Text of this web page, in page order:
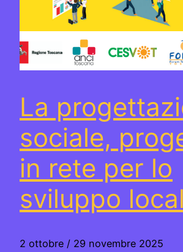
La
sociale,
in rete per lo
sviluppo
2 ottobre / 29 novembre 2025